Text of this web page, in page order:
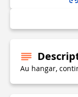
Au hangar,